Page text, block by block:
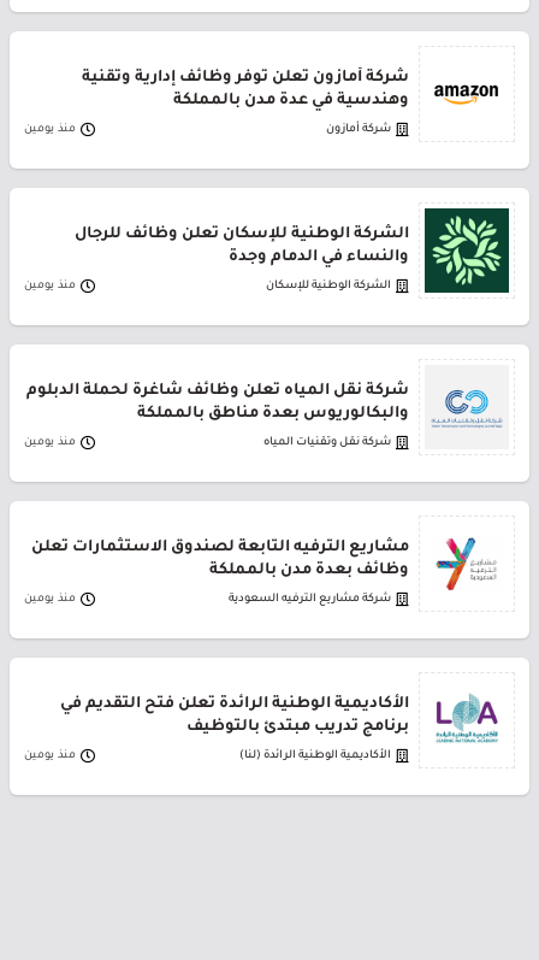
شركة أمازون تعلن توفر وظائف إدارية وتقنية
وهندسية في عدة مدن بالمملكة
شركة أمازون منذ يومين
الشركة الوطنية للإسكان تعلن وظائف للرجال
والنساء في الدمام وجدة
الشركة الوطنية للإسكان منذ يومين
شركة نقل المياه تعلن وظائف شاغرة لحملة الدبلوم
والبكالوريوس بعدة مناطق بالمملكة
شركة نقل وتقنيات المياه منذ يومين
مشاريع الترفيه التابعة لصندوق الاستثمارات تعلن
وظائف بعدة مدن بالمملكة
شركة مشاريع الترفيه السعودية منذ يومين
الأكاديمية الوطنية الرائدة تعلن فتح التقديم في
برنامج تدريب مبتدئ بالتوظيف
الأكاديمية الوطنية الرائدة (لنا) منذ يومين